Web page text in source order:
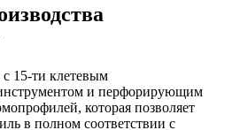
15-ти клетевым
и перфорирующим
которая позволяет
в полном соответствии с